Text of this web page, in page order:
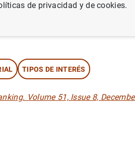
TIPOS DE INTERÉS
Volume 51, Issue 8,
de privacidad y de cookies.